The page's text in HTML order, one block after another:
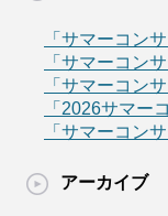
「サマーコン
「サマーコン
「サマーコン
「2026サマー
「サマーコン
アーカイブ